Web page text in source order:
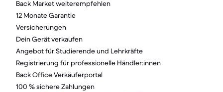
Back Market weiterempfehlen
12 Monate Garantie
Versicherungen
Dein Gerät verkaufen
Angebot für Studierende und Lehrkräfte
Registrierung für professionelle Händler:innen
Back Office Verkäuferportal
100 % sichere Zahlungen